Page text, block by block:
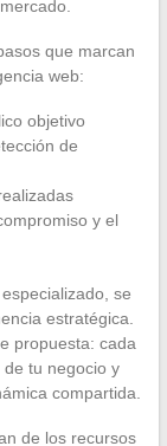
que marcan
web:
objetivo
de
y el
se
estratégica.
propuesta: cada
tu negocio y
compartida.
de los recursos